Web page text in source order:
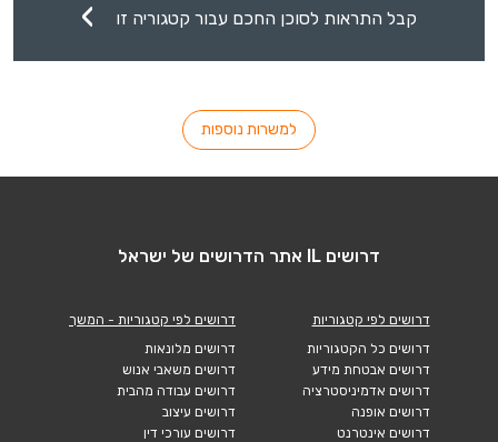
קבל התראות לסוכן החכם עבור קטגוריה זו
למשרות נוספות
דרושים IL אתר הדרושים של ישראל
דרושים לפי קטגוריות
דרושים כל הקטגוריות
דרושים אבטחת מידע
דרושים אדמיניסטרציה
דרושים אופנה
דרושים אינטרנט
דרושים לפי קטגוריות - המשך
דרושים מלונאות
דרושים משאבי אנוש
דרושים עבודה מהבית
דרושים עיצוב
דרושים עורכי דין